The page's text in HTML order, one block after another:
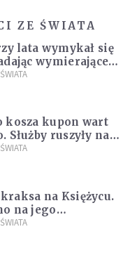
ZE ŚWIATA
lata wymykał się
wymierające
popełnił
kosza kupon wart
ruszyły na
na Księżycu.
na jego
dojdzie do